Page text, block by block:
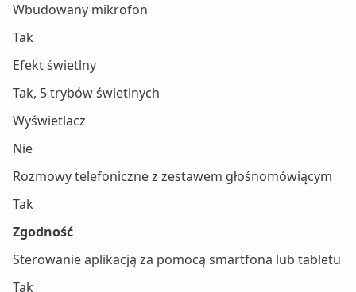
Wbudowany mikrofon
Tak
Efekt świetlny
Tak, 5 trybów świetlnych
Wyświetlacz
Nie
Rozmowy telefoniczne z zestawem głośnomówiącym
Tak
Zgodność
Sterowanie aplikacją za pomocą smartfona lub tabletu
Tak